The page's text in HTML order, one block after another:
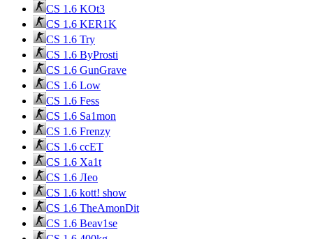
CS 1.6 KOt3
CS 1.6 KER1K
CS 1.6 Try
CS 1.6 ByProsti
CS 1.6 GunGrave
CS 1.6 Low
CS 1.6 Fess
CS 1.6 Sa1mon
CS 1.6 Frenzy
CS 1.6 ccET
CS 1.6 Xa1t
CS 1.6 Лео
CS 1.6 kott! show
CS 1.6 TheAmonDit
CS 1.6 Beav1se